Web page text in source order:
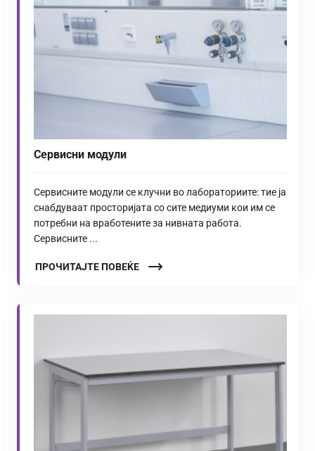
Сервисни модули
Сервисните модули се клучни во лабораториите: тие ја
снабдуваат просторијата со сите медиуми кои им се
потребни на вработените за нивната работа.
Сервисните ...
ПРОЧИТАЈТЕ ПОВЕЌЕ